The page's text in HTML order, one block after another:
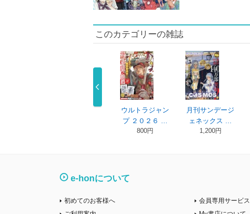
このカテゴリーの雑誌
ウルトラジャン
ウルトラジャン
プ ２０２６ …
800円
月刊サンデージ
ェネックス …
1,200円
e-honについて
初めてのお客様へ
会員専用サービス